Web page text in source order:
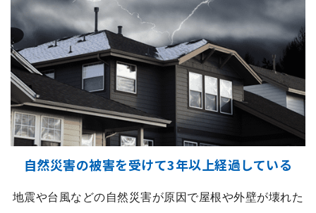
自然災害の被害を受けて3年以上経過している
地震や台風などの自然災害が原因で屋根や外壁が壊れた